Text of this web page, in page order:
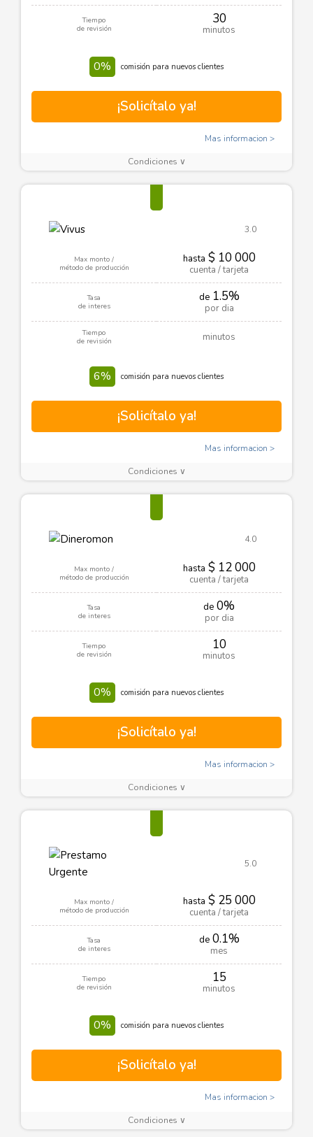
Tiempo
de revisión
30
minutos
0% comisión para nuevos clientes
¡Solicítalo ya!
Mas informacion
Condiciones ∨
3.0
Max monto /
método de producción
hasta $ 10 000
cuenta / tarjeta
Tasa
de interes
de1.5%
por dia
Tiempo
de revisión
minutos
6% comisión para nuevos clientes
¡Solicítalo ya!
Mas informacion
Condiciones ∨
4.0
Max monto /
método de producción
hasta $ 12 000
cuenta / tarjeta
Tasa
de interes
de 0%
por dia
Tiempo
de revisión
10
minutos
0% comisión para nuevos clientes
¡Solicítalo ya!
Mas informacion
Condiciones ∨
5.0
Max monto /
método de producción
hasta $ 25 000
cuenta / tarjeta
Tasa
de interes
de0.1%
mes
Tiempo
de revisión
15
minutos
0% comisión para nuevos clientes
¡Solicítalo ya!
Mas informacion
Condiciones ∨